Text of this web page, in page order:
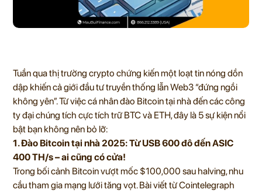
Tuần qua thị trường crypto chứng kiến một loạt tin nóng dồn
dập khiến cả giới đầu tư truyền thống lẫn Web3 “đứng ngồi
không yên”. Từ việc cá nhân đào Bitcoin tại nhà đến các công
ty đại chúng tích cực tích trữ BTC và ETH, đây là 5 sự kiện nổi
bật bạn không nên bỏ lỡ:
1. Đào Bitcoin tại nhà 2025: Từ USB 600 đô đến ASIC
400 TH/s – ai cũng có cửa!
Trong bối cảnh Bitcoin vượt mốc $100,000 sau halving, nhu
cầu tham gia mạng lưới tăng vọt. Bài viết từ Cointelegraph